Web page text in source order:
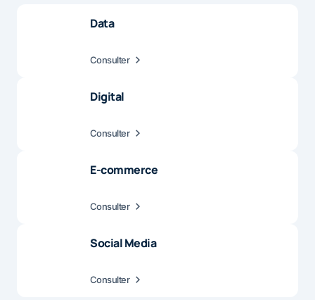
Data
Consulter
Digital
Consulter
E-commerce
Consulter
Social Media
Consulter